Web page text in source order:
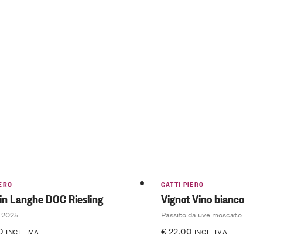
Langhe DOC Riesling
INCL. IVA
GATTI PIERO
Vignot Vino bianco
Passito da uve moscato
€22.00 INCL. IVA